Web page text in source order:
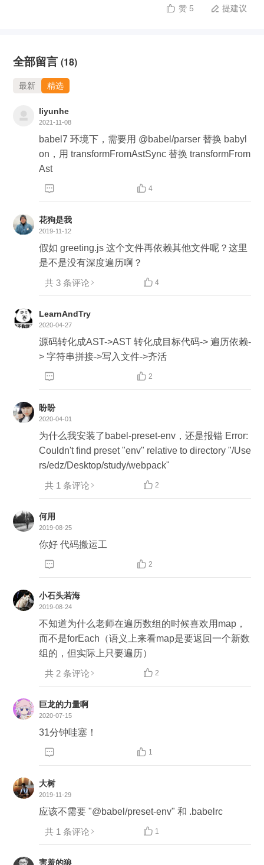
 赞 5  提建议
全部留言 (18)
最新 精选
liyunhe
2021-11-08
babel7 环境下，需要用 @babel/parser 替换 babyl
on，用 transformFromAstSync 替换 transformFrom
Ast
  4
花狗是我
2019-11-12
假如 greeting.js 这个文件再依赖其他文件呢？这里
是不是没有深度遍历啊？
共 3 条评论
 4
LearnAndTry
2020-04-27
源码转化成AST->AST 转化成目标代码-> 遍历依赖-
> 字符串拼接->写入文件->齐活
  2
盼盼
2020-04-01
为什么我安装了babel-preset-env，还是报错 Error:
Couldn't find preset "env" relative to directory "/Use
rs/edz/Desktop/study/webpack"
共 1 条评论
 2
何用
2019-08-25
你好 代码搬运工
  2
小石头若海
2019-08-24
不知道为什么老师在遍历数组的时候喜欢用map，
而不是forEach（语义上来看map是要返回一个新数
组的，但实际上只要遍历）
共 2 条评论
 2
巨龙的力量啊
2020-07-15
31分钟哇塞！
  1
大树
2019-11-29
应该不需要 "@babel/preset-env" 和 .babelrc
共 1 条评论
 1
害羞的狼